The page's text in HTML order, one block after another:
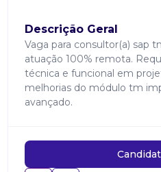
Descrição Geral
Vaga para consultor(a) sap
atuação 100% remota.
técnica e funcional em
melhorias do módulo tm
avançado.